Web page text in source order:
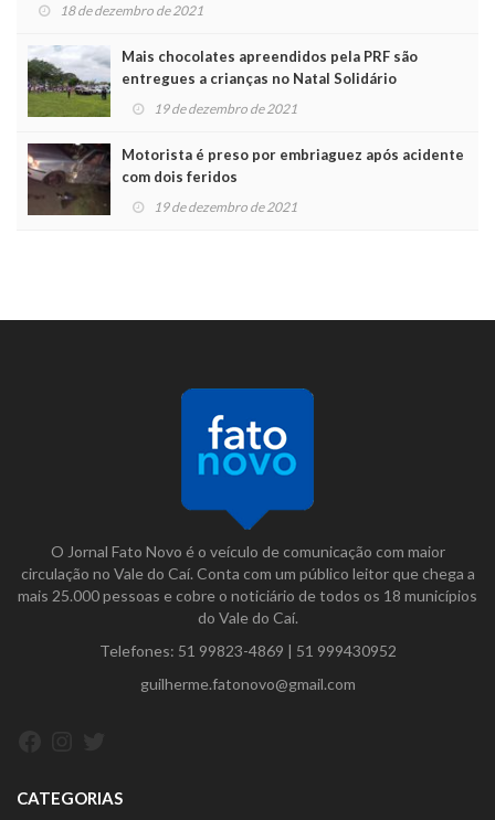
18 de dezembro de 2021
Mais chocolates apreendidos pela PRF são
entregues a crianças no Natal Solidário
19 de dezembro de 2021
Motorista é preso por embriaguez após acidente
com dois feridos
19 de dezembro de 2021
O Jornal Fato Novo é o veículo de comunicação com maior
circulação no Vale do Caí. Conta com um público leitor que chega a
mais 25.000 pessoas e cobre o noticiário de todos os 18 municípios
do Vale do Caí.
Telefones: 51 99823-4869 | 51 999430952
guilherme.fatonovo@gmail.com
CATEGORIAS